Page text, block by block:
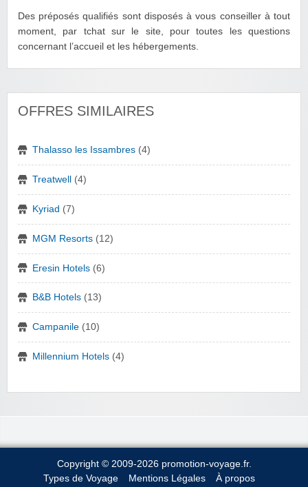
Des préposés qualifiés sont disposés à vous conseiller à tout
moment, par tchat sur le site, pour toutes les questions
concernant l’accueil et les hébergements.
OFFRES SIMILAIRES
Thalasso les Issambres (4)
Treatwell (4)
Kyriad (7)
MGM Resorts (12)
Eresin Hotels (6)
B&B Hotels (13)
Campanile (10)
Millennium Hotels (4)
Copyright © 2009-2026 promotion-voyage.fr.
Types de Voyage
Mentions Légales À propos